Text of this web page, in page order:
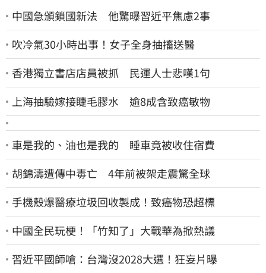
中國急頒鎖國新法 他驚曝習近平焦慮2事
吹冷氣30小時出事！女子全身抽搐送醫
香港獨立書店店員被抓 民運人士悲嘆1句
上海抽驗嫁接睫毛膠水 逾8成含致癌敏物
車是我的、油也是我的 睡車竟被收住宿費
胡錦濤遭傳中毒亡 4年前被架走震驚全球
手機殼爆醫療垃圾回收製成！致癌物恐超標
中國全民玩梗！「竹知了」大戰華為掀熱議
習近平國師嗆：台灣沒2028大選！狂妄片曝